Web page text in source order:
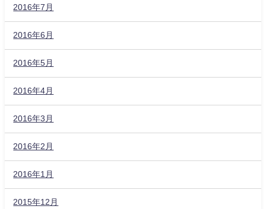
2016年7月
2016年6月
2016年5月
2016年4月
2016年3月
2016年2月
2016年1月
2015年12月